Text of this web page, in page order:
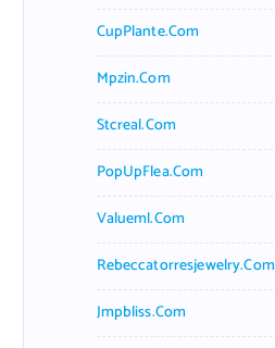
CupPlante.com
Mpzin.com
Stcreal.com
PopUpFlea.com
Valueml.com
Rebeccatorresjewelry.com
Jmpbliss.com